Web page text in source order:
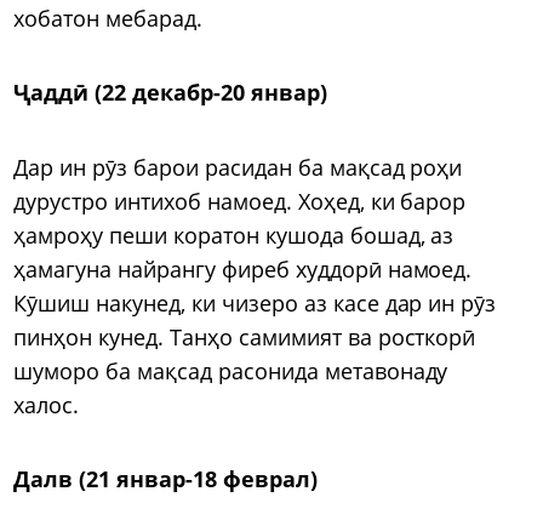
хобатон мебарад.
Ҷаддӣ (22 декабр-20 январ)
Дар ин рӯз барои расидан ба мақсад роҳи
дурустро интихоб намоед. Хоҳед, ки барор
ҳамроҳу пеши коратон кушода бошад, аз
ҳамагуна найрангу фиреб худдорӣ намоед.
Кӯшиш накунед, ки чизеро аз касе дар ин рӯз
пинҳон кунед. Танҳо самимият ва росткорӣ
шуморо ба мақсад расонида метавонаду
халос.
Далв (21 январ-18 феврал)